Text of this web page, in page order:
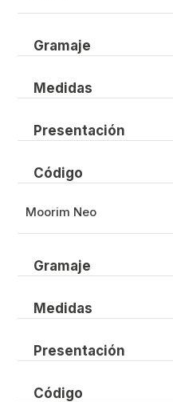
Gramaje
Medidas
Presentación
Código
Moorim Neo
Gramaje
Medidas
Presentación
Código